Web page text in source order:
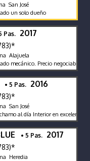
San José
un solo dueño
Pas. 2017
Alajuela
mecánico. Precio negociable.
• 5 Pas. 2016
San José
al día Interior en excelente
• 5 Pas. 2017
Heredia